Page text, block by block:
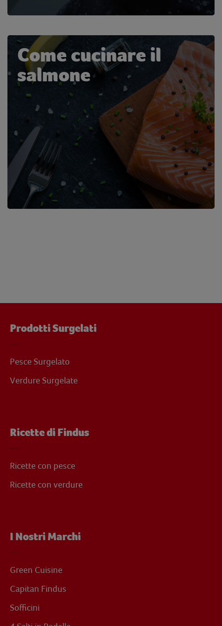
Come cucinare il
salmone
Prodotti Surgelati
Pesce Surgelato
Verdure Surgelate
Ricette di Findus
Ricette con pesce
Ricette con verdure
I Nostri Marchi
Green Cuisine
Capitan Findus
Sofficini